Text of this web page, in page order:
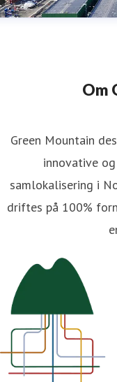
Om
Green Mountain
innovative
samlokalisering i
driftes på 100%